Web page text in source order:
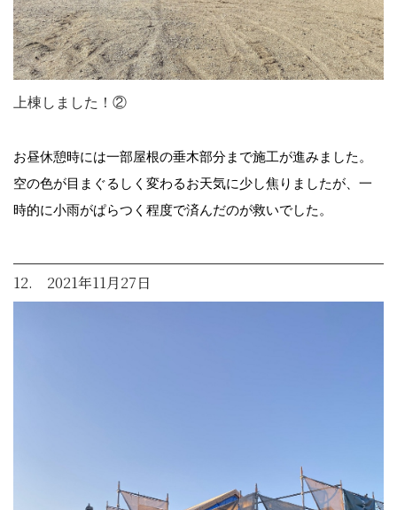
上棟しました！②
お昼休憩時には一部屋根の垂木部分まで施工が進みました。
空の色が目まぐるしく変わるお天気に少し焦りましたが、一
時的に小雨がぱらつく程度で済んだのが救いでした。
12. 2021年11月27日